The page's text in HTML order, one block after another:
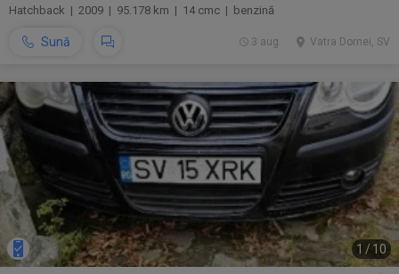
Hatchback | 2009 | 95.178 km | 14 cmc | benzină
Sună Vatra Dornei, SV
3 aug.
1 /10